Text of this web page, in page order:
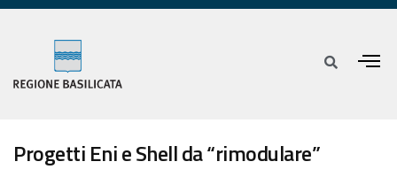
Progetti Eni e Shell da “rimodulare”